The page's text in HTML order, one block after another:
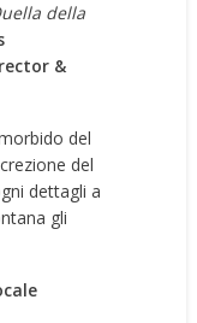
della
&
del
del
dettagli a
gli